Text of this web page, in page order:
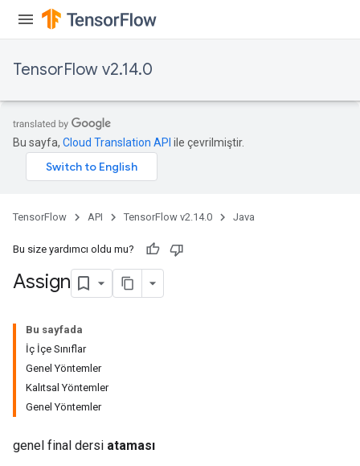
TensorFlow v2.14.0
Bu sayfa, Cloud Translation API ile çevrilmiştir.
TensorFlow API TensorFlow v2.14.0 Java
Bu size yardımcı oldu mu?
Assign
Bu sayfada
İç İçe Sınıflar
Genel Yöntemler
Kalıtsal Yöntemler
Genel Yöntemler
genel final dersi ataması